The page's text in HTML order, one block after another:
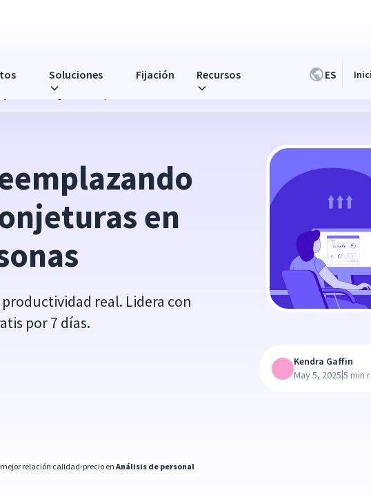
Soluciones Fijación Recursos ES
en la gestión de personas
en
real. Lidera con
por 7 días.
mejor relación calidad-precio enAnálisis de personal
Kendra Gaffin
May 5, 2025|5 min